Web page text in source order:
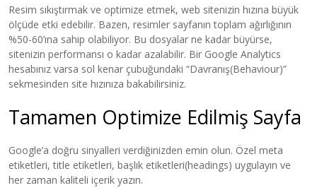
Resim sıkıştırmak ve optimize etmek, web sitenizin hızına büyük
ölçüde etki edebilir. Bazen, resimler sayfanın toplam ağırlığının
%50-60’ına sahip olabiliyor. Bu dosyalar ne kadar büyürse,
sitenizin performansı o kadar azalabilir. Bir Google Analytics
hesabınız varsa sol kenar çubuğundaki “Davranış(Behaviour)”
sekmesinden site hızınıza bakabilirsiniz.
Tamamen Optimize Edilmiş Sayfa
Google’a doğru sinyalleri verdiğinizden emin olun. Özel meta
etiketleri, title etiketleri, başlık etiketleri(headings) uygulayın ve
her zaman kaliteli içerik yazın.